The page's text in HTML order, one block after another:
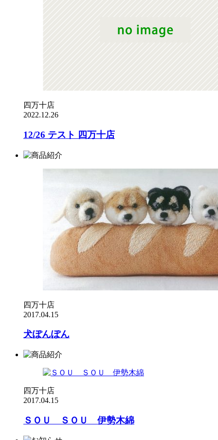
四万十店
2022.12.26
12/26 テスト 四万十店
四万十店
2017.04.15
犬ぽんぽん
四万十店
2017.04.15
ＳＯＵ ＳＯＵ 伊勢木綿